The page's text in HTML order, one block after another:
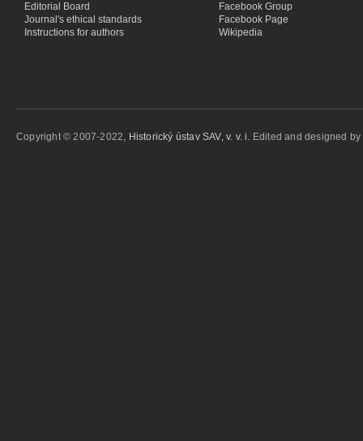
Editorial Board
Journal's ethical standards
Instructions for authors
Facebook Group
Facebook Page
Wikipedia
Copyright © 2007-2022, Historický ústav SAV, v. v. i. Edited and designed by